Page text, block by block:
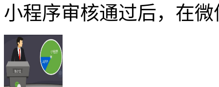
小程序审核通过后，在